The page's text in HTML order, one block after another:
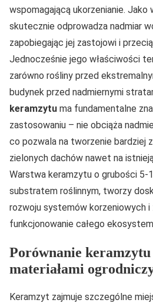
wspomagającą ukorzenianie. Jako
skutecznie odprowadza nadmiar
zapobiegając jej zastojowi i
Jednocześnie jego właściwości
zarówno rośliny przed
budynek przed nadmiernymi
keramzytu ma fundamentalne
zastosowaniu – nie obciąża
co pozwala na tworzenie bardziej
zielonych dachów nawet na
Warstwa keramzytu o grubości 5-
substratem roślinnym, tworzy
rozwoju systemów korzeniowych i
funkcjonowanie całego
Porównanie
materiałami
Keramzyt zajmuje szczególne